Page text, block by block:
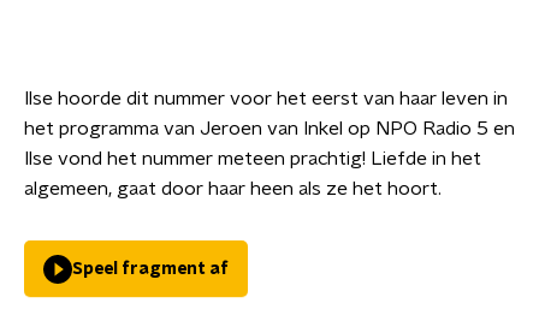
Ilse hoorde dit nummer voor het eerst van haar leven in
het programma van Jeroen van Inkel op NPO Radio 5 en
Ilse vond het nummer meteen prachtig! Liefde in het
algemeen, gaat door haar heen als ze het hoort.
Speel fragment af